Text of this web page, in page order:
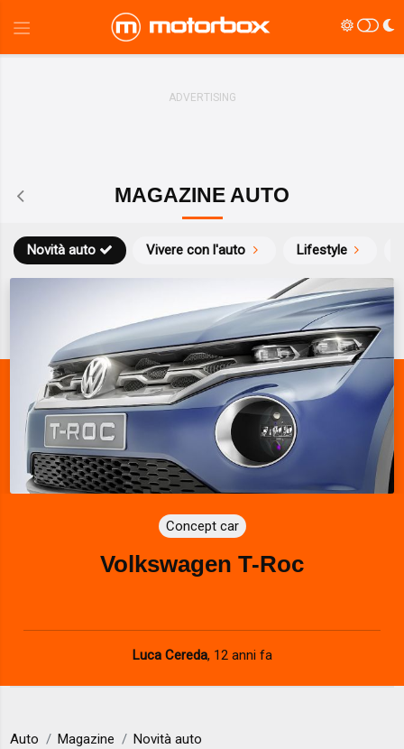
MAGAZINE AUTO
Novità auto Vivere con l'auto Lifestyle
Concept car
Volkswagen T-Roc
Luca Cereda, 12 anni fa
Auto Magazine Novità auto